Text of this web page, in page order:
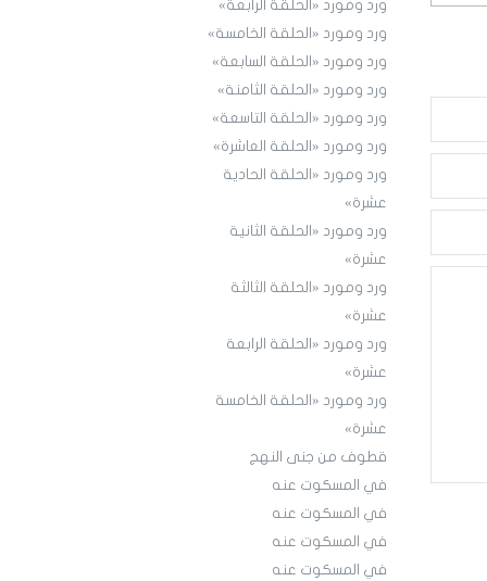
ورد ومورد «الحلقة الرابعة»
ورد ومورد «الحلقة الخامسة»
ورد ومورد «الحلقة السابعة»
ورد ومورد «الحلقة الثامنة»
ورد ومورد «الحلقة التاسعة»
ورد ومورد «الحلقة العاشرة»
ورد ومورد «الحلقة الحادية
عشرة»
ورد ومورد «الحلقة الثانية
عشرة»
ورد ومورد «الحلقة الثالثة
عشرة»
ورد ومورد «الحلقة الرابعة
عشرة»
ورد ومورد «الحلقة الخامسة
عشرة»
قطوف من جنى النهج
في المسكوت عنه
في المسكوت عنه
في المسكوت عنه
في المسكوت عنه